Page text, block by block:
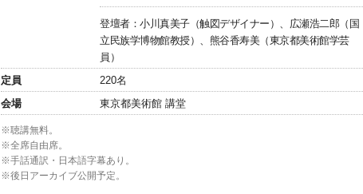
登壇者：小川真美子（触図デザイナー）、広瀬浩二郎（国
立民族学博物館教授）、熊谷香寿美（東京都美術館学芸
員）
定員
220名
会場
東京都美術館 講堂
※聴講無料。
※全席自由席。
※手話通訳・日本語字幕あり。
※後日アーカイブ公開予定。